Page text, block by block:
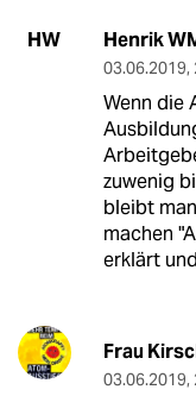
HW Henrik
03.06.2019,
Wenn die
zuwenig
bleibt
machen
erklärt
Frau
03.06.2019,